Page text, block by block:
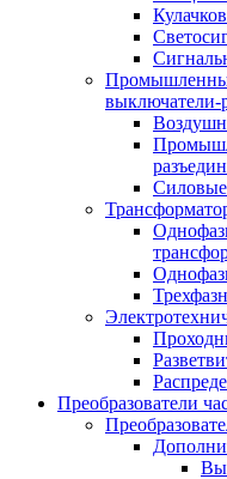
выключатели-
Силовые
Преобразователи